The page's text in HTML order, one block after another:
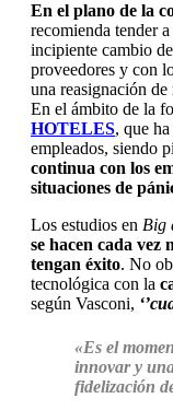
En el plano de la
recomienda tender
incipiente cambio
proveedores y con
una reasignación
En el ámbito de la
HOTELES, que
empleados, siendo
continua con los
situaciones de
Los estudios en Big
se hacen cada vez
tengan éxito. No
tecnológica con la
según Vasconi,
«Es el
innovar y
fidelización